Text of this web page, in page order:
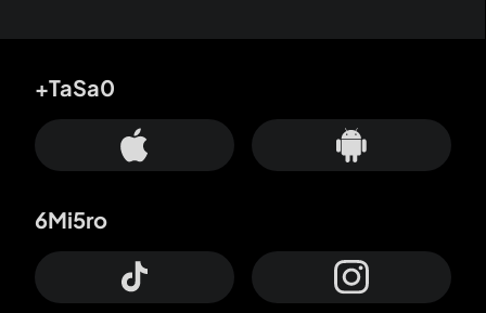
+TaSa0
6Mi5ro